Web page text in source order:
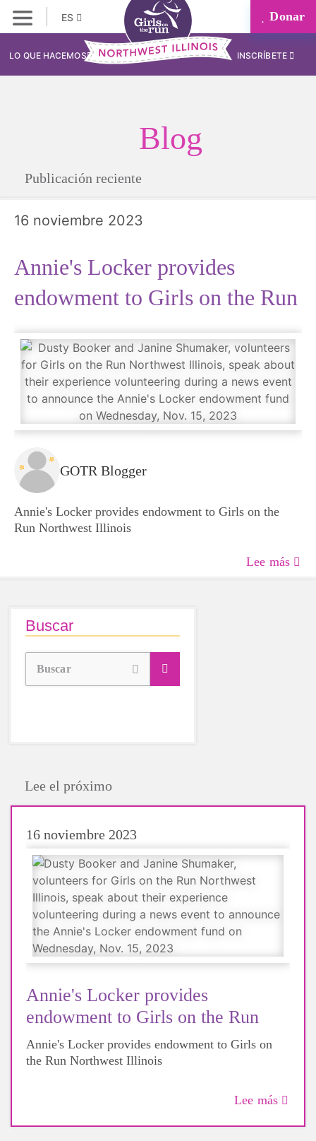
ES Donar
LO QUE HACEMOS INSCRÍBETE
Blog
Publicación reciente
16 noviembre 2023
Annie's Locker provides
endowment to Girls on the Run
GOTR Blogger
Annie's Locker provides endowment to Girls on the
Run Northwest Illinois
Lee más
Buscar
Buscar
Lee el próximo
16 noviembre 2023
Annie's Locker provides
endowment to Girls on the Run
Annie's Locker provides endowment to Girls on
the Run Northwest Illinois
Lee más